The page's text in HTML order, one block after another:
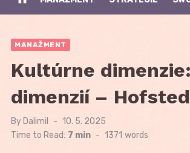
MANAŽMENT
Kultúrne
dimenzií –
ByDalimil
Posted
on
10. 5. 2025
Time to Read: 7 min - 1371 words